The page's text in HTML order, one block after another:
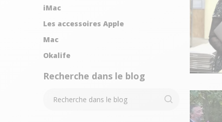
iMac
Les accessoires Apple
Mac
Okalife
Recherche dans le blog